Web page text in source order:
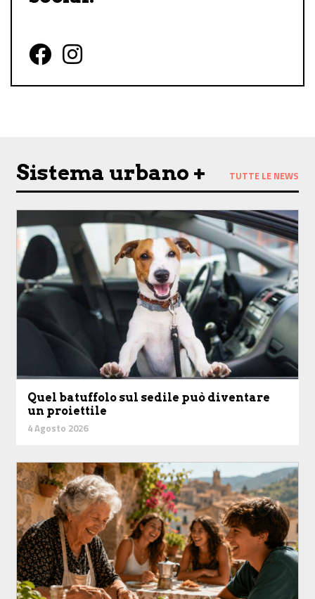
Follow us on Facebook
Follow us on Instagram
Sistema urbano + TUTTE LE NEWS
Quel batuffolo sul sedile può diventare
un proiettile
4 Agosto 2026